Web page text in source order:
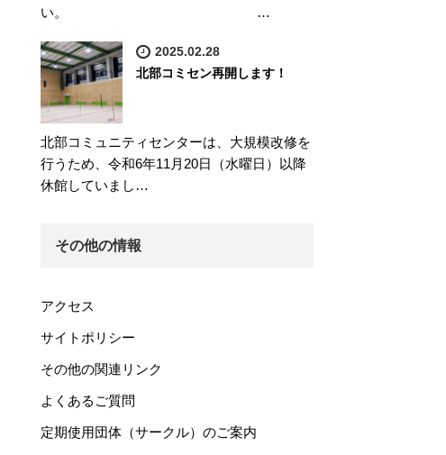
い。 …
2025.02.28
北部コミセン再開します！
北部コミュニティセンターは、大規模改修を
行うため、令和6年11月20日（水曜日）以降
休館していまし…
その他の情報
アクセス
サイトポリシー
その他の関連リンク
よくあるご質問
定期使用団体（サークル）のご案内